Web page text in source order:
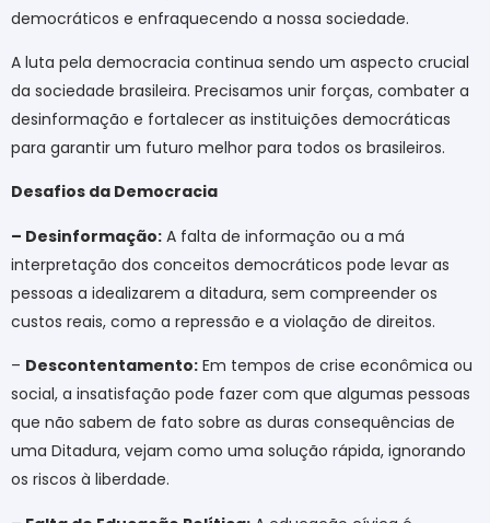
democráticos e enfraquecendo a nossa sociedade.
A luta pela democracia continua sendo um aspecto crucial
da sociedade brasileira. Precisamos unir forças, combater a
desinformação e fortalecer as instituições democráticas
para garantir um futuro melhor para todos os brasileiros.
Desafios da Democracia
– Desinformação: A falta de informação ou a má
interpretação dos conceitos democráticos pode levar as
pessoas a idealizarem a ditadura, sem compreender os
custos reais, como a repressão e a violação de direitos.
– Descontentamento: Em tempos de crise econômica ou
social, a insatisfação pode fazer com que algumas pessoas
que não sabem de fato sobre as duras consequências de
uma Ditadura, vejam como uma solução rápida, ignorando
os riscos à liberdade.